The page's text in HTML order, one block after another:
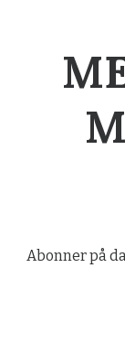
Abonner på